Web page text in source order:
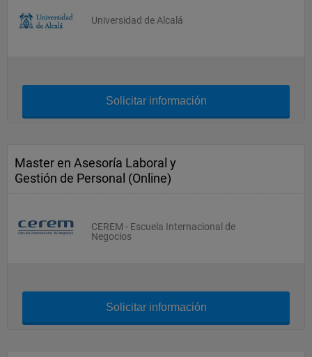
Universidad de Alcalá
Solicitar información
Master en Asesoría Laboral y
Gestión de Personal (Online)
CEREM - Escuela Internacional de
Negocios
Solicitar información